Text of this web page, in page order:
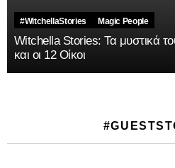
#WitchellaStories Magic People
Witchella Stories: Τα μυστικά
και οι 12 Οίκοι